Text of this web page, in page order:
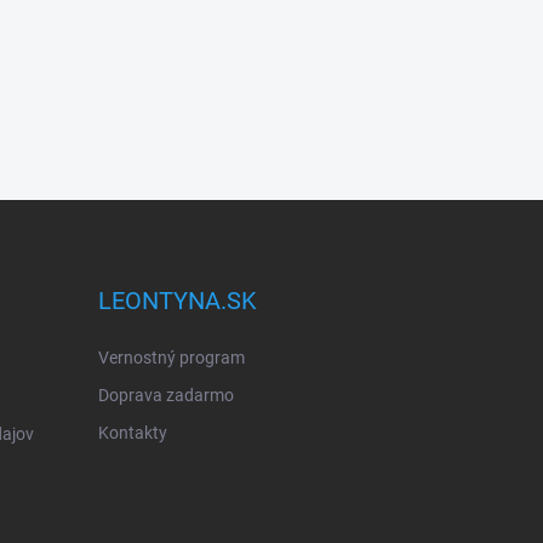
LEONTYNA.SK
Vernostný program
Doprava zadarmo
Kontakty